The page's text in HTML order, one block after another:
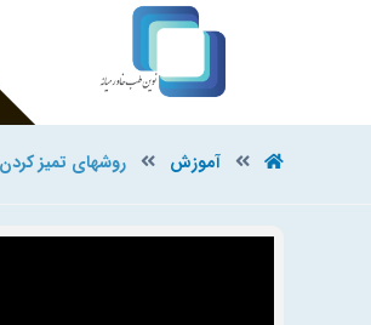
آموزش روشهای تمیز